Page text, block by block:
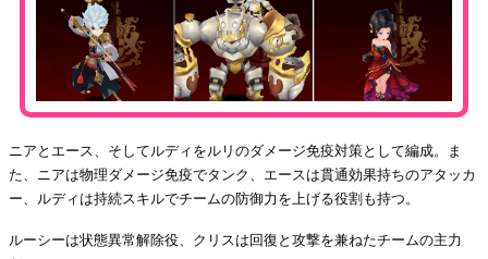
ニアとエース、そしてルディをルリのダメージ免疫対策として編成。ま
た、ニアは物理ダメージ免疫でタンク、エースは貫通効果持ちのアタッカ
ー、ルディは持続スキルでチームの防御力を上げる役割も持つ。
ルーシーは状態異常解除役、クリスは回復と攻撃を兼ねたチームの主力